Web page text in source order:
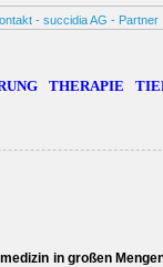
- succidia AG - Partner
THERAPIE
in großen